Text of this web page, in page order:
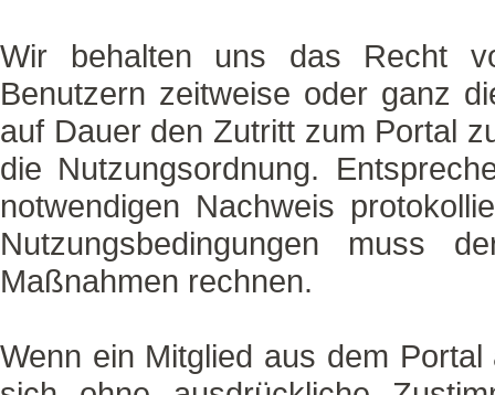
Wir behalten uns das Recht
Benutzern zeitweise oder ganz
auf Dauer den Zutritt zum Portal
die Nutzungsordnung.
notwendigen Nachweis
Nutzungsbedingungen muss
Maßnahmen rechnen.
Wenn ein Mitglied aus dem